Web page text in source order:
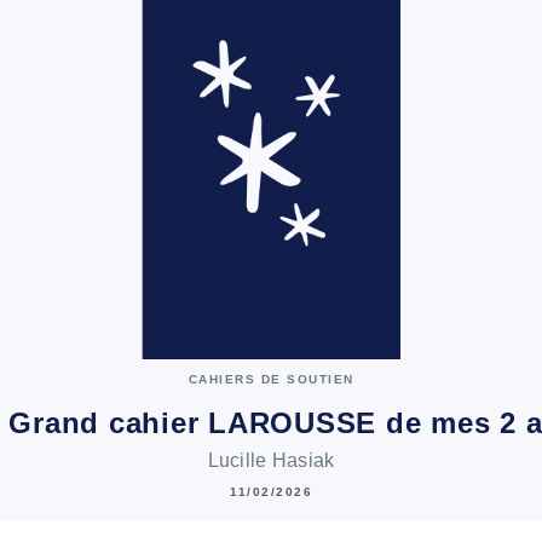
CAHIERS DE SOUTIEN
Grand cahier LAROUSSE de mes 2
Lucille Hasiak
11/02/2026